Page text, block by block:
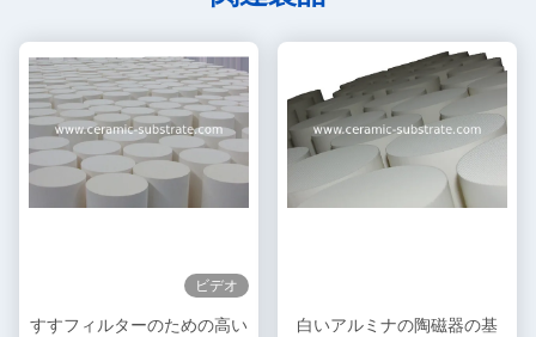
ビデオ
すすフィルターのための高い
白いアルミナの陶磁器の基